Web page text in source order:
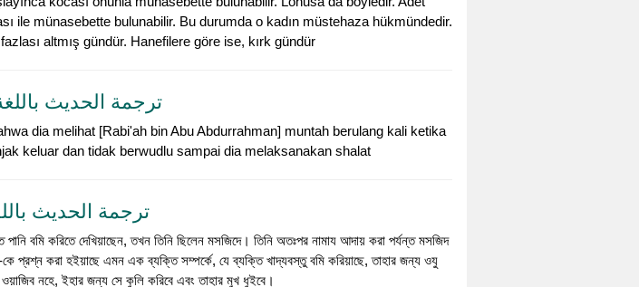
münasebette bulunabilir. Bu durumda o kadın müstehaza hükmündedir.
altmış gündür. Hanefilere göre ise, kırk gündür
ترجمة الحديث
dia melihat [Rabi'ah bin Abu Abdurrahman] muntah berulang kali ketika
keluar dan tidak berwudlu sampai dia melaksanakan shalat
ترجمة الحديث
বমি করিতে দেখিয়াছেন, তখন তিনি ছিলেন মসজিদে। তিনি অতঃপর নামায আদায় করা পর্যন্ত মসজিদ
প্রশ্ন করা হইয়াছে এমন এক ব্যক্তি সম্পর্কে, যে ব্যক্তি খাদ্যবস্তু বমি করিয়াছে, তাহার জন্য ওযু
নহে, ইহার জন্য সে কুলি করিবে এবং তাহার মুখ ধুইবে।